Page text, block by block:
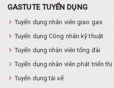
GASTUTE TUYỂN DỤNG
Tuyển dụng nhân viên giao gas
Tuyển dụng Công nhân kỹ thuật
Tuyển dụng nhân viên tổng đài
Tuyển dụng nhân viên phát triển thị
Tuyển dụng tài xế